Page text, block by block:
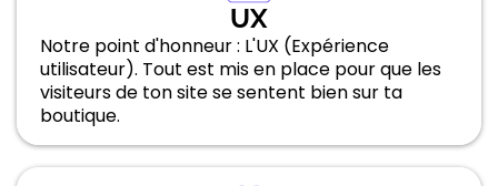
UX
Notre point d'honneur : L'UX (Expérience
utilisateur). Tout est mis en place pour que les
visiteurs de ton site se sentent bien sur ta
boutique.